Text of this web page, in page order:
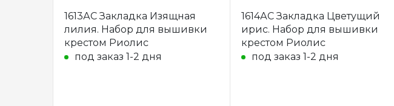
1613АС Закладка Изящная
лилия. Набор для вышивки
крестом Риолис
под заказ 1-2 дня
1614АС Закладка Цветущий
ирис. Набор для вышивки
крестом Риолис
под заказ 1-2 дня